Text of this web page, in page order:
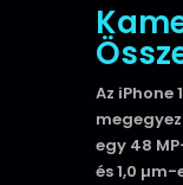
Az iPhone
egy 48
és 1,0